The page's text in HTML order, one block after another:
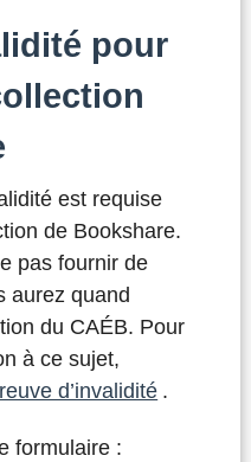
pour
est requise
de Bookshare.
pas fournir de
aurez quand
du CAÉB. Pour
à ce sujet,
d’invalidité .
formulaire :